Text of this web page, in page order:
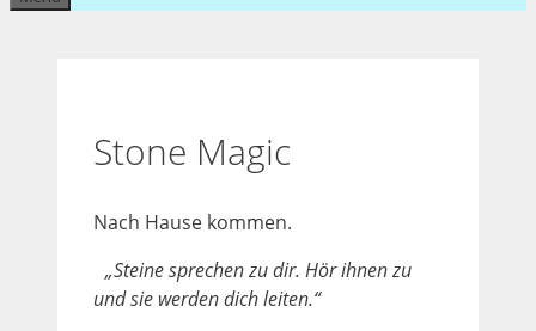
Stone Magic
Nach Hause kommen.
„Steine sprechen zu dir. Hör ihnen zu
und sie werden dich leiten.“